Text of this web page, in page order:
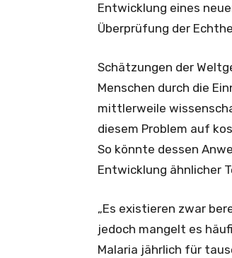
Entwicklung eines
Überprüfung der
Schätzungen der
Menschen durch die
mittlerweile
diesem Problem auf
So könnte dessen
Entwicklung ähnlicher
„Es existieren zwar
jedoch mangelt es
Malaria jährlich für